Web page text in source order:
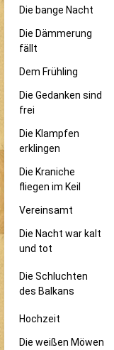
Die bange Nacht
Die Dämmerung
fällt
Dem Frühling
Die Gedanken sind
frei
Die Klampfen
erklingen
Die Kraniche
fliegen im Keil
Vereinsamt
Die Nacht war kalt
und tot
Die Schluchten
des Balkans
Hochzeit
Die weißen Möwen